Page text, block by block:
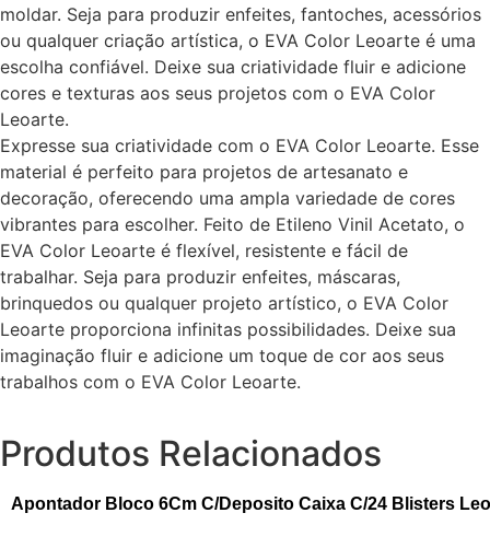
moldar. Seja para produzir enfeites, fantoches, acessórios
ou qualquer criação artística, o EVA Color Leoarte é uma
escolha confiável. Deixe sua criatividade fluir e adicione
cores e texturas aos seus projetos com o EVA Color
Leoarte.
Expresse sua criatividade com o EVA Color Leoarte. Esse
material é perfeito para projetos de artesanato e
decoração, oferecendo uma ampla variedade de cores
vibrantes para escolher. Feito de Etileno Vinil Acetato, o
EVA Color Leoarte é flexível, resistente e fácil de
trabalhar. Seja para produzir enfeites, máscaras,
brinquedos ou qualquer projeto artístico, o EVA Color
Leoarte proporciona infinitas possibilidades. Deixe sua
imaginação fluir e adicione um toque de cor aos seus
trabalhos com o EVA Color Leoarte.
Produtos Relacionados
Apontador Bloco 6Cm C/Deposito Caixa C/24 Blisters